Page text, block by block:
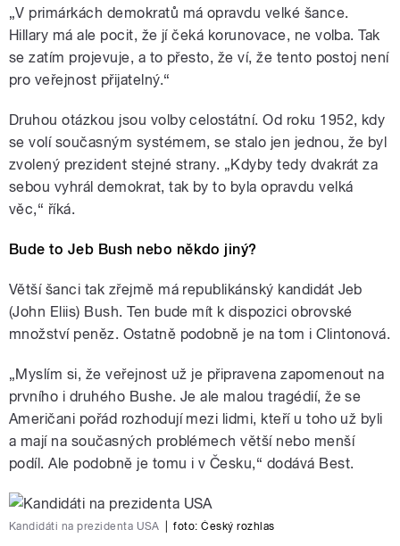
„V primárkách demokratů má opravdu velké šance.
Hillary má ale pocit, že jí čeká korunovace, ne volba. Tak
se zatím projevuje, a to přesto, že ví, že tento postoj není
pro veřejnost přijatelný.“
Druhou otázkou jsou volby celostátní. Od roku 1952, kdy
se volí současným systémem, se stalo jen jednou, že byl
zvolený prezident stejné strany. „Kdyby tedy dvakrát za
sebou vyhrál demokrat, tak by to byla opravdu velká
věc,“ říká.
Bude to Jeb Bush nebo někdo jiný?
Větší šanci tak zřejmě má republikánský kandidát Jeb
(John Eliis) Bush. Ten bude mít k dispozici obrovské
množství peněz. Ostatně podobně je na tom i Clintonová.
„Myslím si, že veřejnost už je připravena zapomenout na
prvního i druhého Bushe. Je ale malou tragédií, že se
Američani pořád rozhodují mezi lidmi, kteří u toho už byli
a mají na současných problémech větší nebo menší
podíl. Ale podobně je tomu i v Česku,“ dodává Best.
Kandidáti na prezidenta USA foto:Český rozhlas